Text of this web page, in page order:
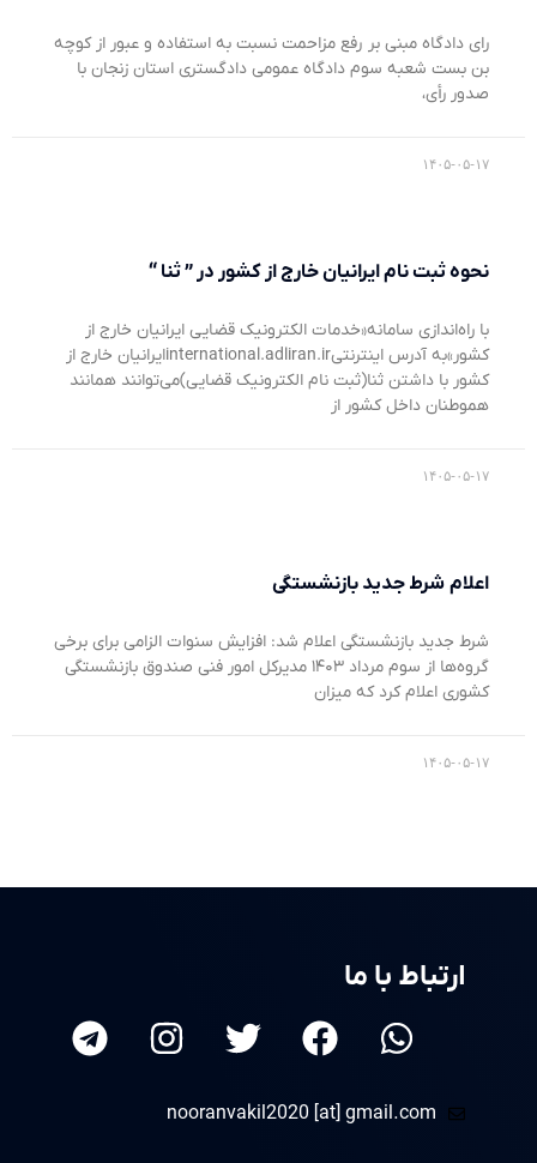
رای دادگاه مبنی بر رفع مزاحمت نسبت به استفاده و عبور از کوچه
بن بست شعبه سوم دادگاه عمومی دادگستری استان زنجان با
صدور رأی،
۱۴۰۵-۰۵-۱۷
نحوه ثبت نام ایرانیان خارج از کشور در ” ثنا “
با راه‌اندازی سامانه«خدمات الکترونیک قضایی ایرانیان خارج از
کشور»به آدرس اینترنتیinternational.adliran.irایرانیان خارج از
کشور با داشتن ثنا(ثبت نام الکترونیک قضایی)می‌توانند همانند
هموطنان داخل کشور از
۱۴۰۵-۰۵-۱۷
اعلام شرط جدید بازنشستگی
شرط جدید بازنشستگی اعلام شد: افزایش سنوات الزامی برای برخی
گروه‌ها از سوم مرداد ۱۴۰۳ مدیرکل امور فنی صندوق بازنشستگی
کشوری اعلام کرد که میزان
۱۴۰۵-۰۵-۱۷
ارتباط با ما
nooranvakil2020 [at] gmail.com